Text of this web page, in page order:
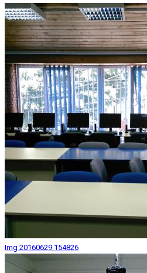
Img 20160629 154826